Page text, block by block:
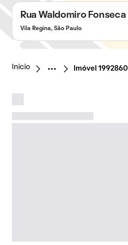
Rua Waldomiro Fonseca
Vila Regina, São Paulo
Início Imóvel 1992860